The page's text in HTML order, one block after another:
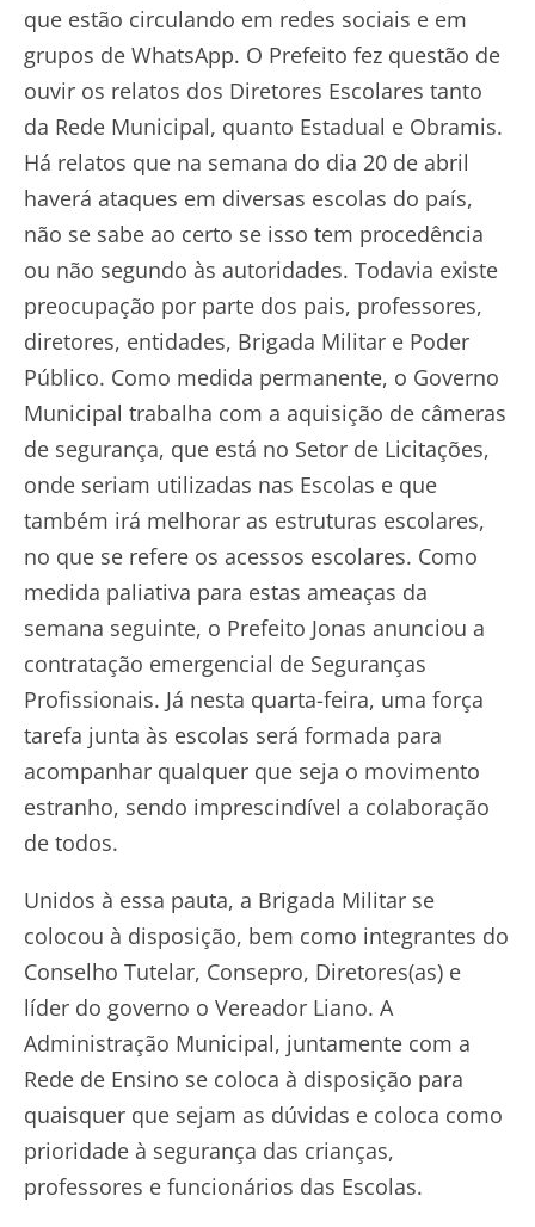
que estão circulando em redes sociais e em
grupos de WhatsApp. O Prefeito fez questão de
ouvir os relatos dos Diretores Escolares tanto
da Rede Municipal, quanto Estadual e Obramis.
Há relatos que na semana do dia 20 de abril
haverá ataques em diversas escolas do país,
não se sabe ao certo se isso tem procedência
ou não segundo às autoridades. Todavia existe
preocupação por parte dos pais, professores,
diretores, entidades, Brigada Militar e Poder
Público. Como medida permanente, o Governo
Municipal trabalha com a aquisição de câmeras
de segurança, que está no Setor de Licitações,
onde seriam utilizadas nas Escolas e que
também irá melhorar as estruturas escolares,
no que se refere os acessos escolares. Como
medida paliativa para estas ameaças da
semana seguinte, o Prefeito Jonas anunciou a
contratação emergencial de Seguranças
Profissionais. Já nesta quarta-feira, uma força
tarefa junta às escolas será formada para
acompanhar qualquer que seja o movimento
estranho, sendo imprescindível a colaboração
de todos.
Unidos à essa pauta, a Brigada Militar se
colocou à disposição, bem como integrantes do
Conselho Tutelar, Consepro, Diretores(as) e
líder do governo o Vereador Liano. A
Administração Municipal, juntamente com a
Rede de Ensino se coloca à disposição para
quaisquer que sejam as dúvidas e coloca como
prioridade à segurança das crianças,
professores e funcionários das Escolas.